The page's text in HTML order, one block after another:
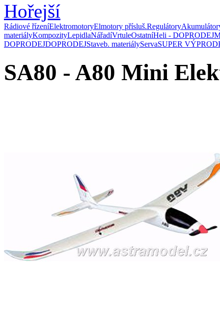
Hořejší
Rádiové řízeníElektromotoryElmotory přísluš.Regulátory
materiályKompozityLepidlaNářadíVrtuleOstatníHeli - DOPRODEJ
DOPRODEJDOPRODEJStaveb. materiályServaSUPER
SA80 - A80 Mini